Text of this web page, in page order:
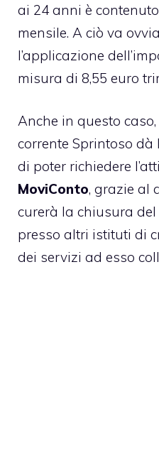
ai 24 anni è
mensile. A ciò va
l’applicazione
misura di 8,55 euro
Anche in questo
corrente Sprintoso
di poter richiedere
MoviConto, grazie al
curerà la chiusura del
presso altri istituti di
dei servizi ad esso